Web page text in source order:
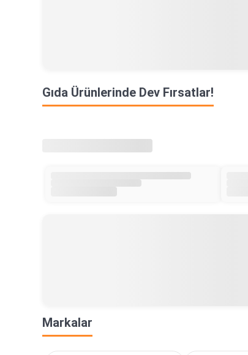
Gıda Ürünlerinde Dev Fırsatlar!
Markalar